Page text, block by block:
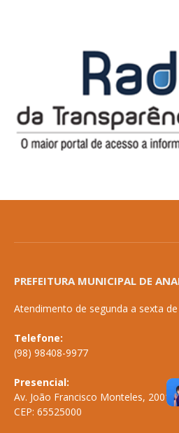
PREFEITURA MUNICIPAL DE
Atendimento de segunda a sexta de
Telefone:
(98) 98408-9977
Presencial:
Av. João Francisco Monteles, 2001
CEP: 65525000